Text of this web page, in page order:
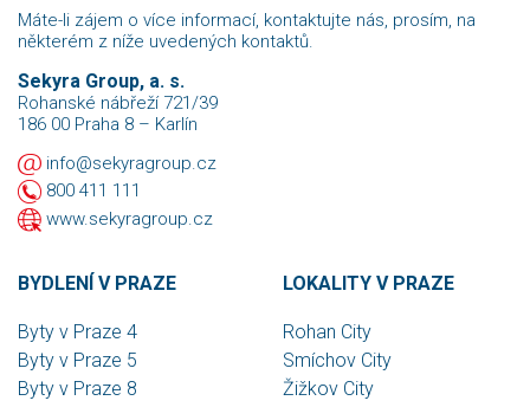
Máte-li zájem o více informací, kontaktujte nás, prosím, na
některém z níže uvedených kontaktů.
Sekyra Group, a. s.
Rohanské nábřeží 721/39
186 00 Praha 8 – Karlín
info@sekyragroup.cz
800 411 111
www.sekyragroup.cz
LOKALITY V PRAZE
Rohan City
Smíchov City
Žižkov City
BYDLENÍ V PRAZE
Byty v Praze 4
Byty v Praze 5
Byty v Praze 8